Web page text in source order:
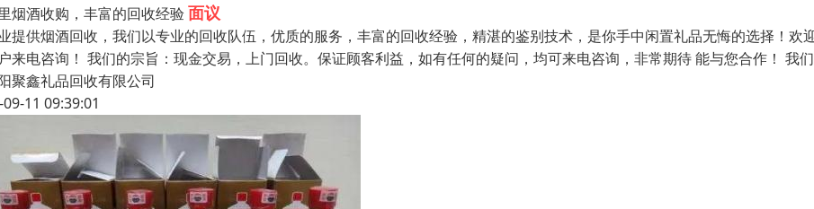
烟酒收购，丰富的回收经验 面议
提供烟酒回收，我们以专业的回收队伍，优质的服务，丰富的回收经验，精湛的鉴别技术，是你手中闲置礼品无悔的选择！欢
来电咨询！ 我们的宗旨：现金交易，上门回收。保证顾客利益，如有任何的疑问，均可来电咨询，非常期待 能与您合作！ 我们
聚鑫礼品回收有限公司
11 09:39:01